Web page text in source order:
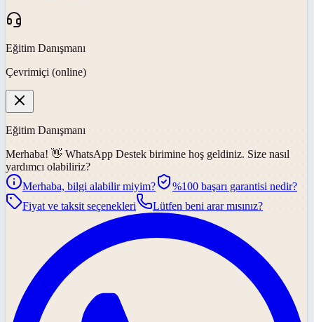
Eğitim Danışmanı
Çevrimiçi (online)
Eğitim Danışmanı
Merhaba! 👋 WhatsApp Destek birimine hoş geldiniz. Size nasıl
yardımcı olabiliriz?
Merhaba, bilgi alabilir miyim?
%100 başarı garantisi nedir?
Fiyat ve taksit seçenekleri
Lütfen beni arar mısınız?